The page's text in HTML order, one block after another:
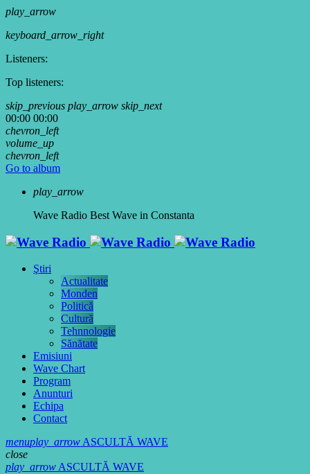
play_arrow
keyboard_arrow_right
Listeners:
Top listeners:
skip_previous play_arrow skip_next
00:00 00:00
chevron_left
volume_up
chevron_left
Go to album
play_arrow
Wave Radio Best Wave in Constanta
Ştiri
Actualitate
Monden
Politică
Cultură
Tehnnologie
Sănătate
Emisiuni
Wave Chart
Program
Anunturi
Echipa
Contact
menuplay_arrowASCULTĂ WAVE
close
play_arrowASCULTĂ WAVE